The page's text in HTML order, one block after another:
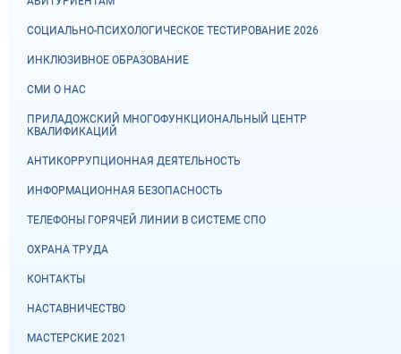
СОЦИАЛЬНО-ПСИХОЛОГИЧЕСКОЕ ТЕСТИРОВАНИЕ 2026
ИНКЛЮЗИВНОЕ ОБРАЗОВАНИЕ
СМИ О НАС
ПРИЛАДОЖСКИЙ МНОГОФУНКЦИОНАЛЬНЫЙ ЦЕНТР
КВАЛИФИКАЦИЙ
АНТИКОРРУПЦИОННАЯ ДЕЯТЕЛЬНОСТЬ
ИНФОРМАЦИОННАЯ БЕЗОПАСНОСТЬ
ТЕЛЕФОНЫ ГОРЯЧЕЙ ЛИНИИ В СИСТЕМЕ СПО
ОХРАНА ТРУДА
КОНТАКТЫ
НАСТАВНИЧЕСТВО
МАСТЕРСКИЕ 2021